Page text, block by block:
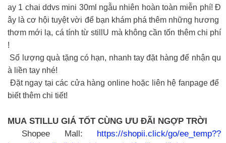
ay 1 chai ddvs mini 30ml ngẫu nhiên hoàn toàn miễn phí! Đ
ây là cơ hội tuyệt vời để bạn khám phá thêm những hương
thơm mới lạ, cá tính từ stillU mà không cần tốn thêm chi phí
!
Số lượng quà tặng có hạn, nhanh tay đặt hàng để nhận qu
à liền tay nhé!
Đặt ngay tại các cửa hàng online hoặc liên hệ fanpage để
biết thêm chi tiết!
MUA STILLU GIÁ TỐT CÙNG ƯU ĐÃI NGỢP TRỜI
Shopee Mall: https://shopii.click/go/ee_temp??